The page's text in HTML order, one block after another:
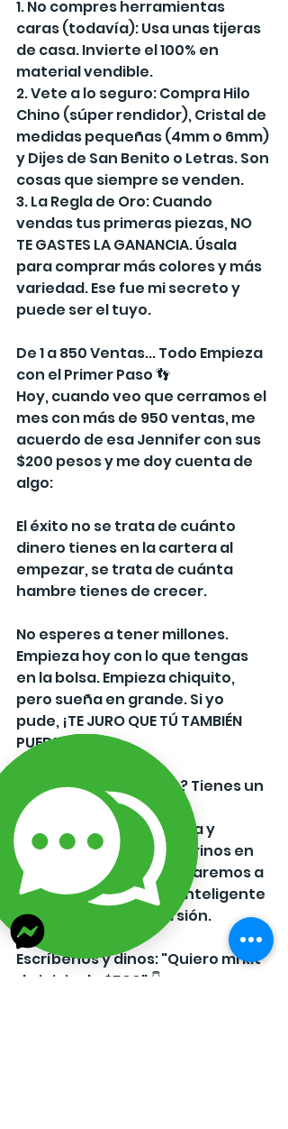
1. No compres herramientas
caras (todavía): Usa unas tijeras
de casa. Invierte el 100% en
material vendible.
2. Vete a lo seguro: Compra Hilo
Chino (súper rendidor), Cristal de
medidas pequeñas (4mm o 6mm)
y Dijes de San Benito o Letras. Son
cosas que siempre se venden.
3. La Regla de Oro: Cuando
vendas tus primeras piezas, NO
TE GASTES LA GANANCIA. Úsala
para comprar más colores y más
variedad. Ese fue mi secreto y
puede ser el tuyo.
De 1 a 850 Ventas... Todo Empieza
con el Primer Paso 👣
Hoy, cuando veo que cerramos el
mes con más de 950 ventas, me
acuerdo de esa Jennifer con sus
$200 pesos y me doy cuenta de
algo:
El éxito no se trata de cuánto
dinero tienes en la cartera al
empezar, se trata de cuánta
hambre tienes de crecer.
No esperes a tener millones.
Empieza hoy con lo que tengas
en la bolsa. Empieza chiquito,
pero sueña en grande. Si yo
pude, ¡TE JURO QUE TÚ TAMBIÉN
PUEDES! 💪
💎 ¿Tienes $500 pesos? Tienes un
Negocio.
Ven a Lizarraga Bisutería y
permítenos ser tus padrinos en
esta aventura. Te ayudaremos a
elegir el material más inteligente
para tu primera inversión.
Escríbenos y dinos: "Quiero mi kit
de inicio de $500" 👇